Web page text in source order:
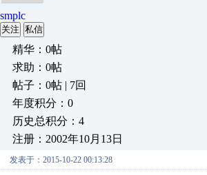
smplc
关注 私信
精华：0帖
求助：0帖
帖子：0帖 | 7回
年度积分：0
历史总积分：4
注册：2002年10月13日
发表于：2015-10-22 00:13:28